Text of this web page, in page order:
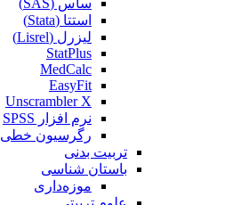
استتا (Stata)
لیزرل (Lisrel)
StatPlus
MedCalc
EasyFit
Unscrambler X
نرم افزار SPSS
رگرسیون خطی
تربیت بدنی
باستان شناسی
موزه‌داری